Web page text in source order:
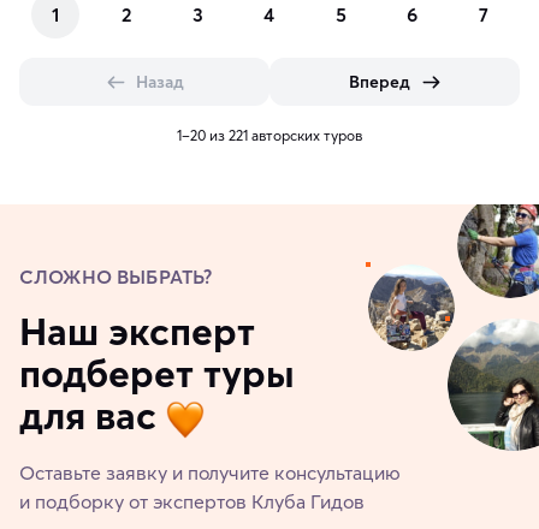
1 2 3 4 5 6 7
Назад Вперед
1–20 из 221 авторских туров
СЛОЖНО ВЫБРАТЬ?
Наш эксперт
подберет туры
для вас
Оставьте заявку и получите консультацию
и подборку от экспертов Клуба Гидов